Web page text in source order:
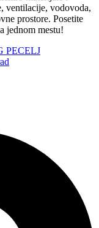
ventilacije, vodovoda,
prostore. Posetite
jednom mestu!
PECELJ